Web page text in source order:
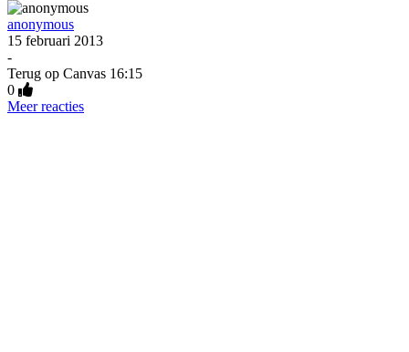
anonymous
15 februari 2013
-
Terug op Canvas 16:15
0
Meer reacties